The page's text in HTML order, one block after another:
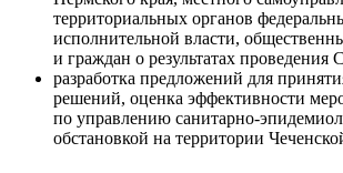
территориальных органов
исполнительной власти,
и граждан о результатах проведения
разработка предложений для
решений, оценка эффективности
по управлению санитарно-
обстановкой на территории